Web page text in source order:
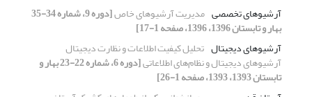
آرشیوهای تخصصی مدیریت آرشیوهای خاص [دوره 9، شماره 34-35
بهار و تابستان 1396، 1396، صفحه 1-17]
آرشیوهای دیجیتال تحلیل کیفیت اطلاعات و نظارت دیجیتال
آرشیوهای دیجیتال و نظام‌های اطلاعاتی [دوره 6، شماره 22-23 بهار و
تابستان 1393، 1393، صفحه 1-26]